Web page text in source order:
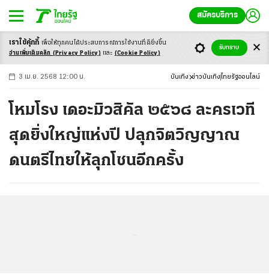
สมัครบริการ
-ก ก ก+
3 เม.ย. 2568 12:00 น. บันเทิง ข่าวบันเทิง ไทยรัฐออนไลน์
โหมโรง เดอะมิวสิคัล ๒๕๖๘ ละครเวที
สุดยิ่งใหญ่แห่งปี ปลุกจิตวิญญาณ
ดนตรีไทยให้ลุกโชนอีกครั้ง
เราใช้คุ้กกี้ เพื่อให้ทุกคนได้ประสบการณ์การใช้งานที่ดียิ่งขึ้น
อ่านเพิ่มเติมคลิก (Privacy Policy) และ (Cookie Policy)
รับทราบ